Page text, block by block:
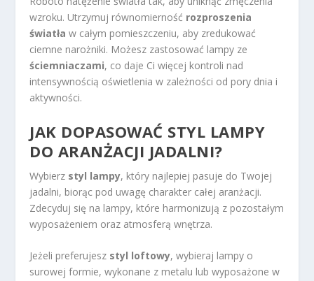
wzroku. Utrzymuj równomierność rozproszenia
światła w całym pomieszczeniu, aby zredukować
ciemne narożniki. Możesz zastosować lampy ze
ściemniaczami, co daje Ci więcej kontroli nad
intensywnością oświetlenia w zależności od pory dnia i
aktywności.
JAK DOPASOWAĆ STYL LAMPY
DO ARANŻACJI JADALNI?
Wybierz styl lampy, który najlepiej pasuje do Twojej
jadalni, biorąc pod uwagę charakter całej aranżacji.
Zdecyduj się na lampy, które harmonizują z pozostałym
wyposażeniem oraz atmosferą wnętrza.
Jeżeli preferujesz styl loftowy, wybieraj lampy o
surowej formie, wykonane z metalu lub wyposażone w